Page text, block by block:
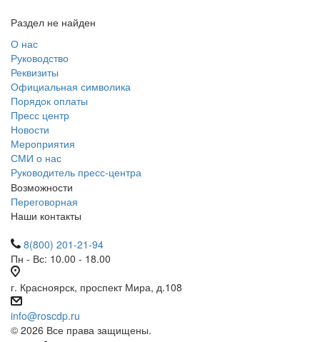
Раздел не найден
О нас
Руководство
Реквизиты
Официальная символика
Порядок оплаты
Пресс центр
Новости
Мероприятия
СМИ о нас
Руководитель пресс-центра
Возможности
Переговорная
Наши контакты
8(800) 201-21-94
Пн - Вс: 10.00 - 18.00
г. Красноярск, проспект Мира, д.108
info@roscdp.ru
© 2026 Все права защищены.